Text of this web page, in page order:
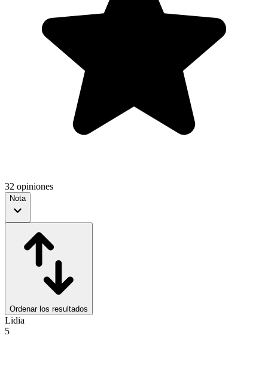
32 opiniones
Nota
Ordenar los resultados
Lidia
5